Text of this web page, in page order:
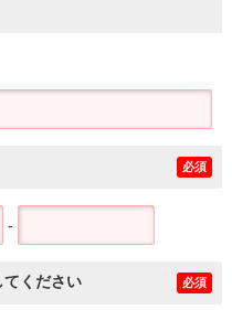
必須
-
ください 必須